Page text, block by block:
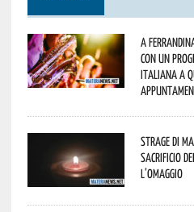
A
con un
italiana a
Strage di
sacrificio
l’omaggio